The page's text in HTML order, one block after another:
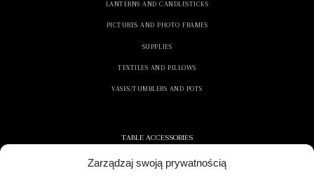
Zarządzaj swoją prywatnością
LANTERNS AND CANDLESTICKS
PICTURES AND PHOTO FRAMES
SUPPLIES
TEXTILES AND PILLOWS
VASES/TUMBLERS AND POTS
TABLE ACCESSORIES
CONTAINERS AND NAPKINS